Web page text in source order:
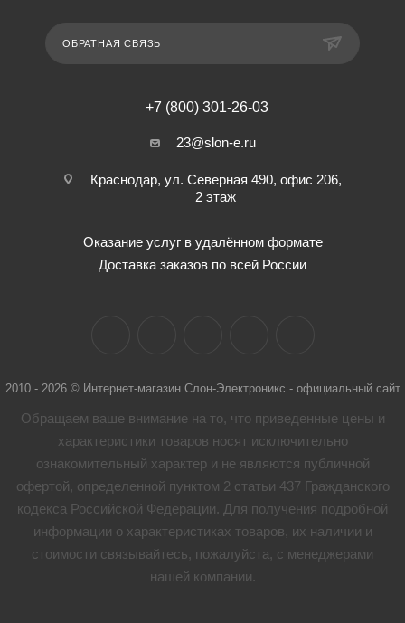
ОБРАТНАЯ СВЯЗЬ
+7 (800) 301-26-03
23@slon-e.ru
Краснодар, ул. Северная 490, офис 206,
2 этаж
Оказание услуг в удалённом формате
Доставка заказов по всей России
2010 - 2026 © Интернет-магазин Слон-Электроникс - официальный сайт
Обращаем ваше внимание на то, что приведенные цены и
характеристики товaров носят исключительно
ознакомительный характер и не являются публичной
офертой, определенной пунктом 2 статьи 437 Гражданского
кодекса Российской Федерации. Для получения подробной
информации о характеристиках товaров, их наличии и
стоимости связывайтесь, пожалуйста, с менеджерами
нашей компании.